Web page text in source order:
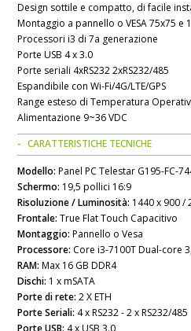
Design sottile e compatto, di facile
Montaggio a pannello o VESA 75x75 e
Processori i3 di 7a generazione
Porte USB 4 x 3.0
Porte seriali 4xRS232 2xRS232/485
Espandibile con Wi-Fi/4G/LTE/GPS
Range esteso di Temperatura
Alimentazione 9~36 VDC
CARATTERISTICHE TECNICHE
Modello: Panel PC Telestar G195-FC-
Schermo: 19,5 pollici 16:9
Risoluzione / Luminosità: 1440 x 900 /
Frontale: True Flat Touch Capacitivo
Montaggio: Pannello o Vesa
Processore: Core i3-7100T Dual-core
RAM: Max 16 GB DDR4
Dischi: 1 x mSATA
Porte di rete: 2 X ETH
Porte Seriali: 4 x RS232 - 2 x RS232/485